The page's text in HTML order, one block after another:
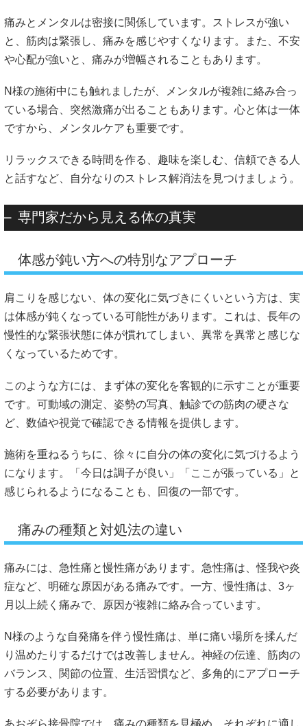
痛みとメンタルは密接に関係しています。ストレスが強い
と、筋肉は緊張し、痛みを感じやすくなります。また、不安
や心配が強いと、痛みが増幅されることもあります。
N様の施術中にも触れましたが、メンタルが複雑に絡み合っ
ている場合、突然激痛が出ることもあります。心と体は一体
ですから、メンタルケアも重要です。
リラックスできる時間を作る、趣味を楽しむ、信頼できる人
と話すなど、自分なりのストレス解消法を見つけましょう。
専門家だから見える体の真実
体感が鈍い方への特別なアプローチ
肩こりを感じない、体の変化に気づきにくいという方は、実
は体感が鈍くなっている可能性があります。これは、長年の
慢性的な緊張状態に体が慣れてしまい、異常を異常と感じな
くなっているためです。
このような方には、まず体の変化を客観的に示すことが重要
です。可動域の測定、姿勢の写真、触診での筋肉の硬さな
ど、数値や視覚で確認できる情報を提供します。
施術を重ねるうちに、徐々に自分の体の変化に気づけるよう
になります。「今日は調子が良い」「ここが張っている」と
感じられるようになることも、回復の一部です。
痛みの種類と対処法の違い
痛みには、急性痛と慢性痛があります。急性痛は、怪我や炎
症など、明確な原因がある痛みです。一方、慢性痛は、3ヶ
月以上続く痛みで、原因が複雑に絡み合っています。
N様のような自発痛を伴う慢性痛は、単に痛い場所を揉んだ
り温めたりするだけでは改善しません。神経の伝達、筋肉の
バランス、関節の位置、生活習慣など、多角的にアプローチ
する必要があります。